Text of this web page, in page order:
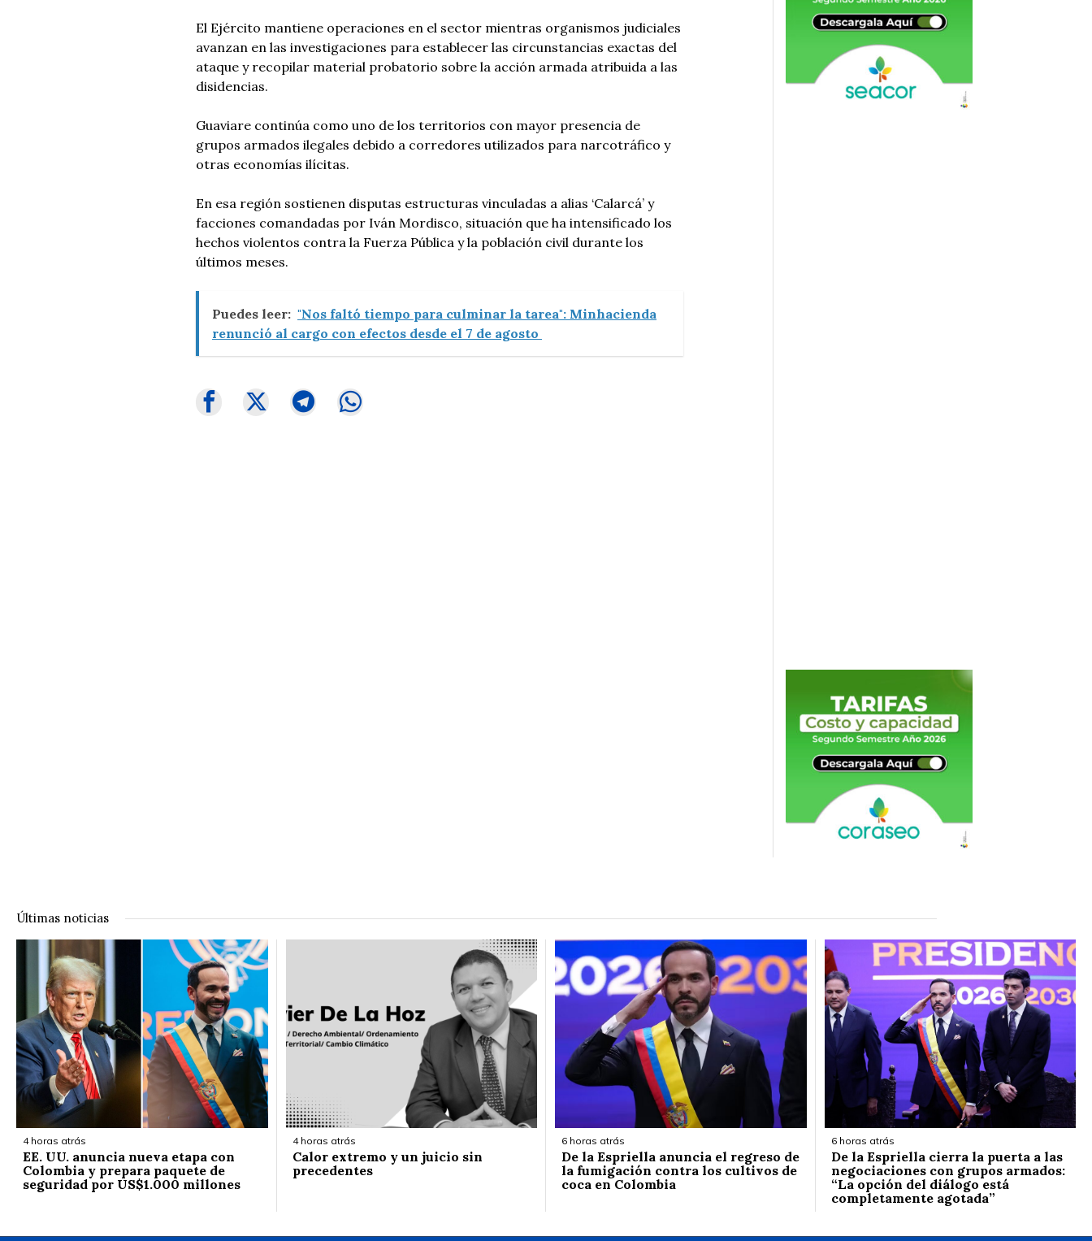
El Ejército mantiene operaciones en el sector mientras organismos judiciales
avanzan en las investigaciones para establecer las circunstancias exactas del
ataque y recopilar material probatorio sobre la acción armada atribuida a las
disidencias.
Guaviare continúa como uno de los territorios con mayor presencia de
grupos armados ilegales debido a corredores utilizados para narcotráfico y
otras economías ilícitas.
En esa región sostienen disputas estructuras vinculadas a alias ‘Calarcá’ y
facciones comandadas por Iván Mordisco, situación que ha intensificado los
hechos violentos contra la Fuerza Pública y la población civil durante los
últimos meses.
Puedes leer: "Nos faltó tiempo para culminar la tarea": Minhacienda
renunció al cargo con efectos desde el 7 de agosto
Últimas noticias
4 horas atrás
EE. UU. anuncia nueva etapa con
Colombia y prepara paquete de
seguridad por US$1.000 millones
4 horas atrás
Calor extremo y un juicio sin
precedentes
6 horas atrás
De la Espriella anuncia el regreso de
la fumigación contra los cultivos de
coca en Colombia
6 horas atrás
De la Espriella cierra la puerta a las
negociaciones con grupos armados:
“La opción del diálogo está
completamente agotada”